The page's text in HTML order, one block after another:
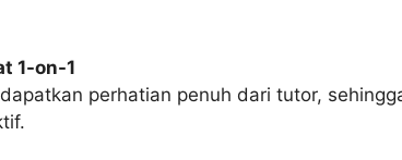
1-on-1
perhatian penuh dari tutor,